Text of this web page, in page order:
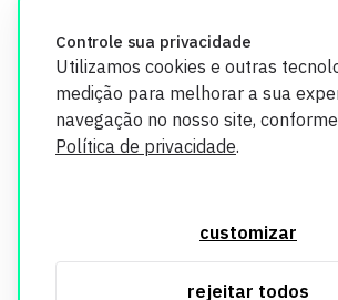
Controle sua privacidade
Utilizamos cookies e outras
medição para melhorar a sua
navegação no nosso site,
Política de privacidade.
customizar
rejeitar todos
segurança. Todos os dados coletados em
utilizados exclusivamente para fins de
informações, consulte nossa Política de